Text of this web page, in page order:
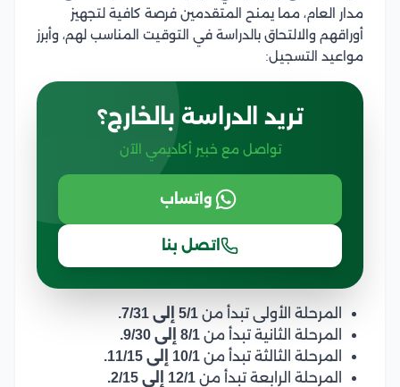
مدار العام، مما يمنح المتقدمين فرصة كافية لتجهيز
أوراقهم والالتحاق بالدراسة في التوقيت المناسب لهم، وأبرز
مواعيد التسجيل:
تريد الدراسة بالخارج؟
تواصل مع خبير أكاديمي الآن
واتساب
اتصل بنا
المرحلة الأولى تبدأ من 5/1 إلى 7/31.
المرحلة الثانية تبدأ من 8/1 إلى 9/30.
المرحلة الثالثة تبدأ من 10/1 إلى 11/15.
المرحلة الرابعة تبدأ من